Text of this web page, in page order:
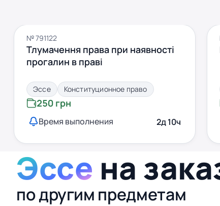
№ 791122
Тлумачення права при наявності
прогалин в праві
Эссе Конституционное право
250 грн
Время выполнения 2д 10ч
Эссе на
по другим предметам